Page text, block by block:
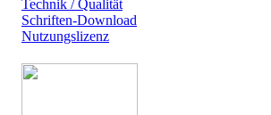
Technik / Qualität
Schriften-Download
Nutzungslizenz